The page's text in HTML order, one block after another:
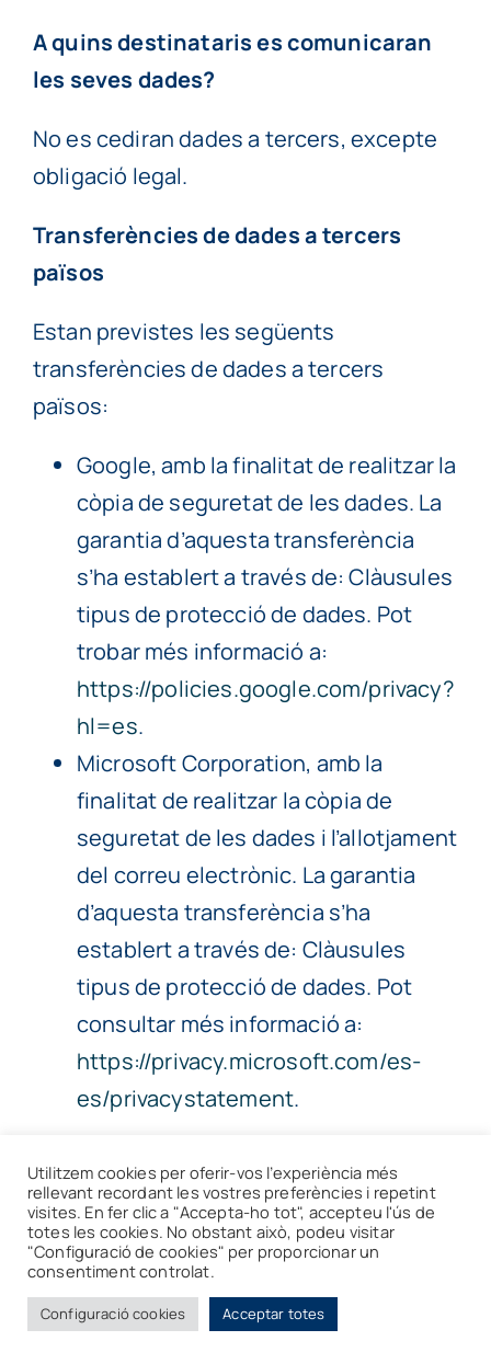
A quins destinataris es comunicaran
les seves dades?
No es cediran dades a tercers, excepte
obligació legal.
Transferències de dades a tercers
països
Estan previstes les següents
transferències de dades a tercers
països:
Google, amb la finalitat de realitzar la
còpia de seguretat de les dades. La
garantia d’aquesta transferència
s’ha establert a través de: Clàusules
tipus de protecció de dades. Pot
trobar més informació a:
https://policies.google.com/privacy?
hl=es.
Microsoft Corporation, amb la
finalitat de realitzar la còpia de
seguretat de les dades i l’allotjament
del correu electrònic. La garantia
d’aquesta transferència s’ha
establert a través de: Clàusules
tipus de protecció de dades. Pot
consultar més informació a:
https://privacy.microsoft.com/es-
es/privacystatement.
Les dades personals que tractem a
GESTINGRAL SL provenen de: El propi
interessat o de fonts públiques o
concretes.
Utilitzem cookies per oferir-vos l’experiència més
rellevant recordant les vostres preferències i repetint
visites. En fer clic a "Accepta-ho tot", accepteu l'ús de
totes les cookies. No obstant això, podeu visitar
"Configuració de cookies" per proporcionar un
consentiment controlat.
Configuració cookies Acceptar totes